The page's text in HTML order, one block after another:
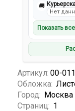
🚚
Нет
Показать
Артикул: 00-
Обложка:
Город: Москва
Страниц: 1